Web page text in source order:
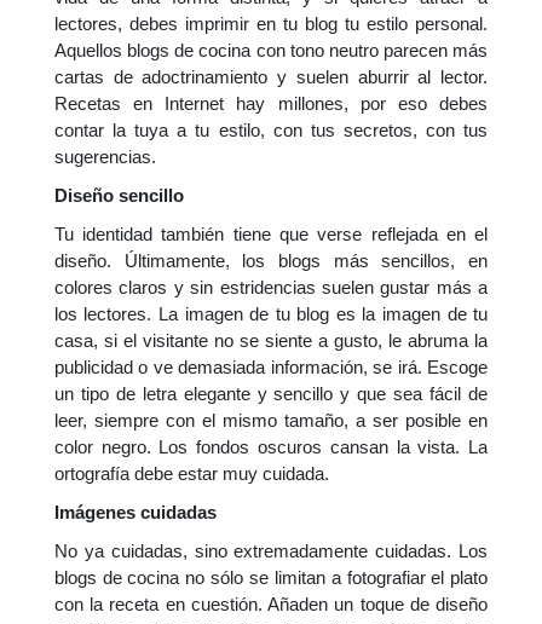
lectores, debes imprimir en tu blog tu estilo personal.
Aquellos blogs de cocina con tono neutro parecen más
cartas de adoctrinamiento y suelen aburrir al lector.
Recetas en Internet hay millones, por eso debes
contar la tuya a tu estilo, con tus secretos, con tus
sugerencias.
Diseño sencillo
Tu identidad también tiene que verse reflejada en el
diseño. Últimamente, los blogs más sencillos, en
colores claros y sin estridencias suelen gustar más a
los lectores. La imagen de tu blog es la imagen de tu
casa, si el visitante no se siente a gusto, le abruma la
publicidad o ve demasiada información, se irá. Escoge
un tipo de letra elegante y sencillo y que sea fácil de
leer, siempre con el mismo tamaño, a ser posible en
color negro. Los fondos oscuros cansan la vista. La
ortografía debe estar muy cuidada.
Imágenes cuidadas
No ya cuidadas, sino extremadamente cuidadas. Los
blogs de cocina no sólo se limitan a fotografiar el plato
con la receta en cuestión. Añaden un toque de diseño